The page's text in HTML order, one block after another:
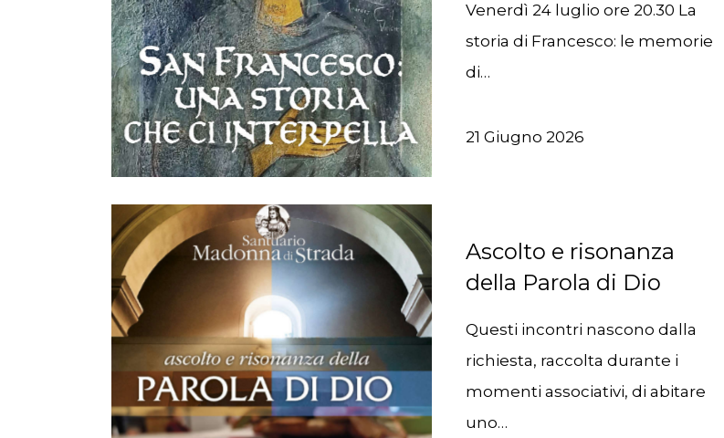
Venerdì 24 luglio ore 20.30 La
storia di Francesco: le memorie
di…
21 Giugno 2026
Ascolto e risonanza
della Parola di Dio
Questi incontri nascono dalla
richiesta, raccolta durante i
momenti associativi, di abitare
uno…